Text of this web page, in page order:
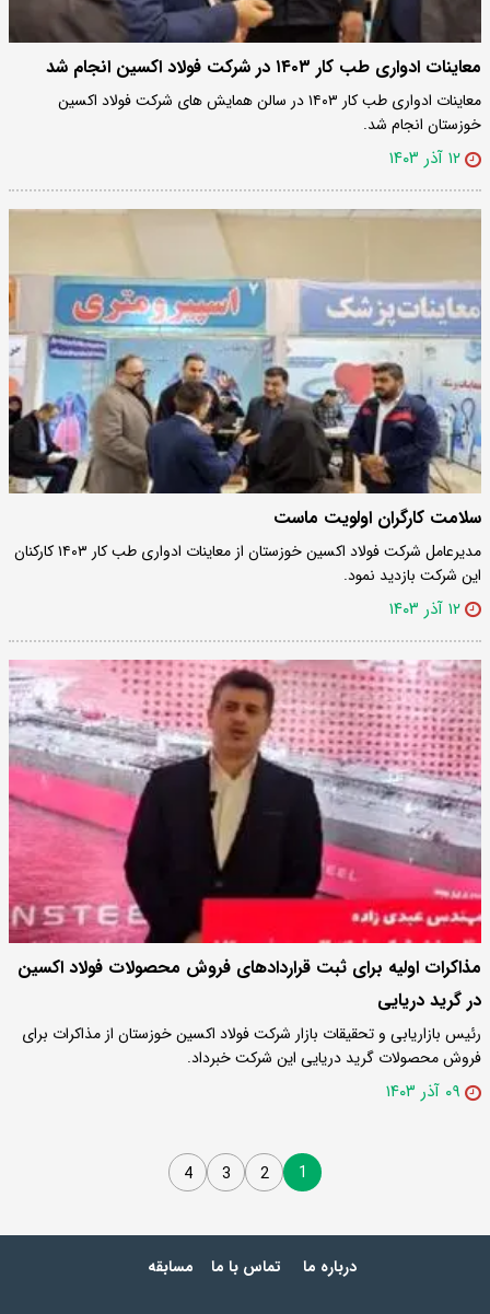
معاینات ادواری طب کار ۱۴۰۳ در شرکت فولاد اکسین انجام شد
معاینات ادواری طب کار ۱۴۰۳ در سالن همایش های شرکت فولاد اکسین
خوزستان انجام شد.
۱۲ آذر ۱۴۰۳
سلامت کارگران اولویت ماست
مدیرعامل شرکت فولاد اکسین خوزستان از معاینات ادواری طب کار ۱۴۰۳ کارکنان
این شرکت بازدید نمود.
۱۲ آذر ۱۴۰۳
مذاکرات اولیه برای ثبت قراردادهای فروش محصولات فولاد اکسین
در گرید دریایی
رئیس بازاریابی و تحقیقات بازار شرکت فولاد اکسین خوزستان از مذاکرات برای
فروش محصولات گرید دریایی این شرکت خبرداد.
۰۹ آذر ۱۴۰۳
1
2
3
4
درباره ما تماس با ما مسابقه